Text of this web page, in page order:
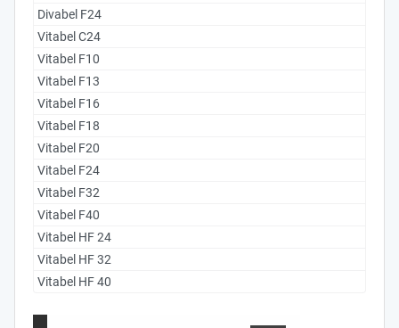
Divabel F24
Vitabel C24
Vitabel F10
Vitabel F13
Vitabel F16
Vitabel F18
Vitabel F20
Vitabel F24
Vitabel F32
Vitabel F40
Vitabel HF 24
Vitabel HF 32
Vitabel HF 40